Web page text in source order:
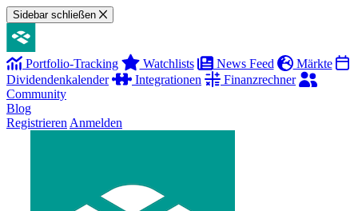
Sidebar schließen
Portfolio-Tracking Watchlists News Feed
Märkte
Dividendenkalender
Integrationen
Finanzrechner
Community
Blog
Registrieren Anmelden